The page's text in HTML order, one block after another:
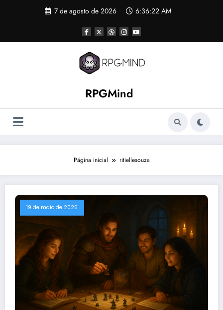
7 de agosto de 2026 6:36:23 AM
RPGMind
Página inicial ritiellesouza
19 de maio de 2026